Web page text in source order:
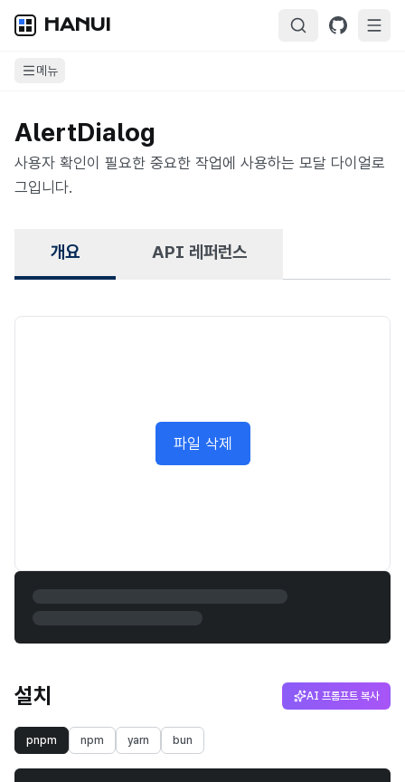
HANUI
메뉴
AlertDialog
사용자 확인이 필요한 중요한 작업에 사용하는 모달 다이얼로
그입니다.
개요 API 레퍼런스
파일 삭제
설치 AI 프롬프트 복사
pnpm npm yarn bun